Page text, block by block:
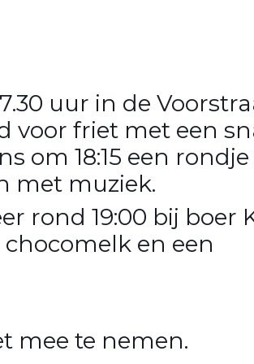
uur in de
voor friet met een
om 18:15 een
met muziek.
rond 19:00 bij boer
en een
mee te nemen.